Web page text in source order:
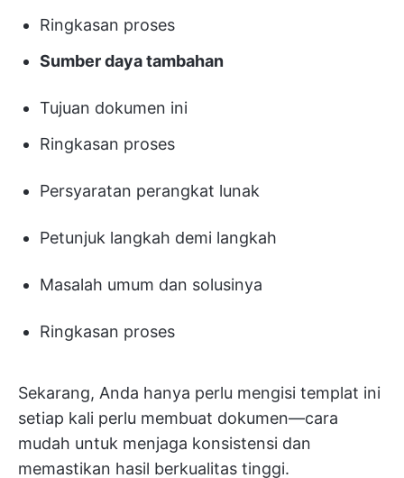
Ringkasan proses
Sumber daya tambahan
Tujuan dokumen ini
Ringkasan proses
Persyaratan perangkat lunak
Petunjuk langkah demi langkah
Masalah umum dan solusinya
Ringkasan proses
Sekarang, Anda hanya perlu mengisi templat ini
setiap kali perlu membuat dokumen—cara
mudah untuk menjaga konsistensi dan
memastikan hasil berkualitas tinggi.